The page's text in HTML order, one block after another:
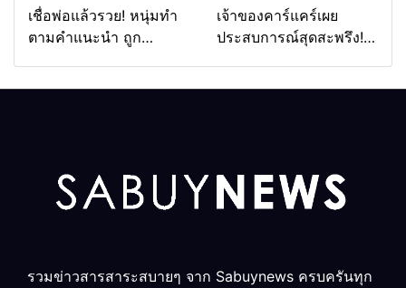
เชื่อพ่อแล้วรวย! หนุ่มทำ
ตามคำแนะนำ ถูก
เจ้าของคาร์แคร์เผย
ประสบการณ์สุดสะพรึง!
รวมข่าวสารสาระสบายๆ จาก Sabuynews ครบครันทุก